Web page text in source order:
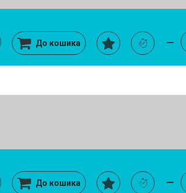
До кошика −
До кошика −